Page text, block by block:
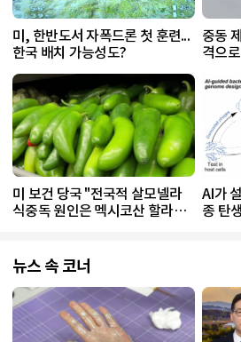
미, 한반도서 자폭드론 첫 훈련...
한국 배치 가능성도?
중동
격으
미 보건 당국 "전국적 살모넬라
식중독 원인은 멕시코산 할라피
AI가
종 탄
뉴스 속 코너